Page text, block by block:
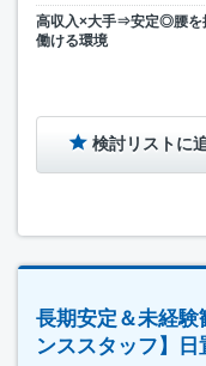
高収入×大手⇒安定◎腰を
働ける環境
検討リストに
長期安定＆未経
ンススタッフ】日